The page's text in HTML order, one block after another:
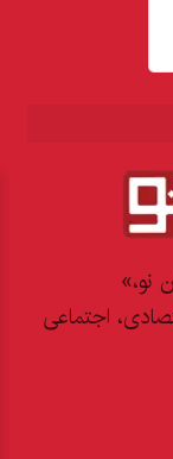
نو،»
اجتماعی